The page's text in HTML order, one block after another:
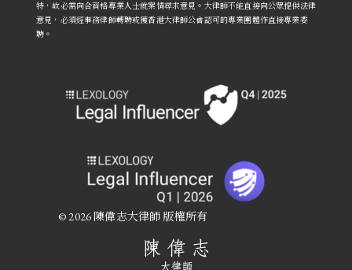
特，故必需向合資格專業人士就案情尋求意見。 大律師不能直接向公眾提供法律
意見 ，必須經事務律師轉聘或獲香港大律師公會認可的專業團體作直接專業委
聘。
© 2026 陳偉志大律師 版權所有